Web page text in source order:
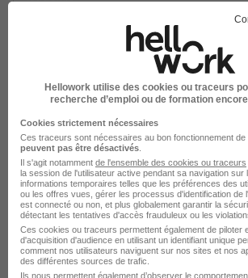
Alternance
Cette offre n’est plus disponible
Alternance Commercial H/F
Icademie
Marseille - 13 Alternance Temps
Hellowork utilise des cookies ou traceurs
recherche d’emploi ou de formation
Cookies strictement nécessaires
Ces traceurs sont nécessaires au bon fonctionnement
peuvent pas être désactivés
Il s'agit notamment de l'ensemble des cookies ou traceurs
la session de l'utilisateur active pendant sa navigation sur
informations temporaires telles que les préférences des
ou les offres vues, gérer les processus d'identification de
est connecté ou non, et plus globalement garantir la
détectant les tentatives d'accès frauduleux ou les
Ces cookies ou traceurs permettent également de piloter
d'acquisition d'audience en utilisant un identifiant unique
comment nos utilisateurs naviguent sur nos sites et nos
des différentes sources de trafic.
Ils nous permettent également d’observer le